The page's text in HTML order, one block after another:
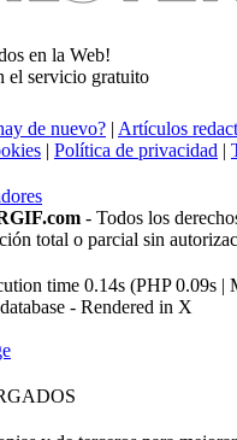
en la Web!
el servicio gratuito
de nuevo? | Artículos
| Política de privacidad |
- Todos los
total o parcial sin
time 0.14s (PHP 0.09s |
- Rendered in X